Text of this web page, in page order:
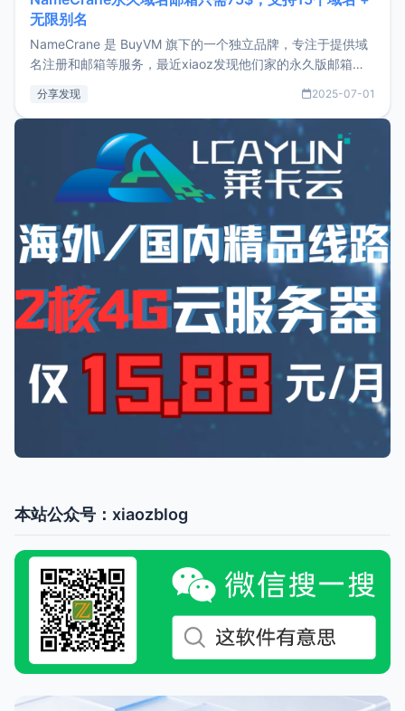
无限别名
NameCrane 是 BuyVM 旗下的一个独立品牌，专注于提供域
名注册和邮箱等服务，最近xiaoz发现他们家的永久版邮箱服
又实惠的域名邮箱，不妨尝试一下 NameCrane。注册
NameCraneNameCrane不支持直接注册，必须要购买
分享发现 2025-07-01
本站公众号：xiaozblog